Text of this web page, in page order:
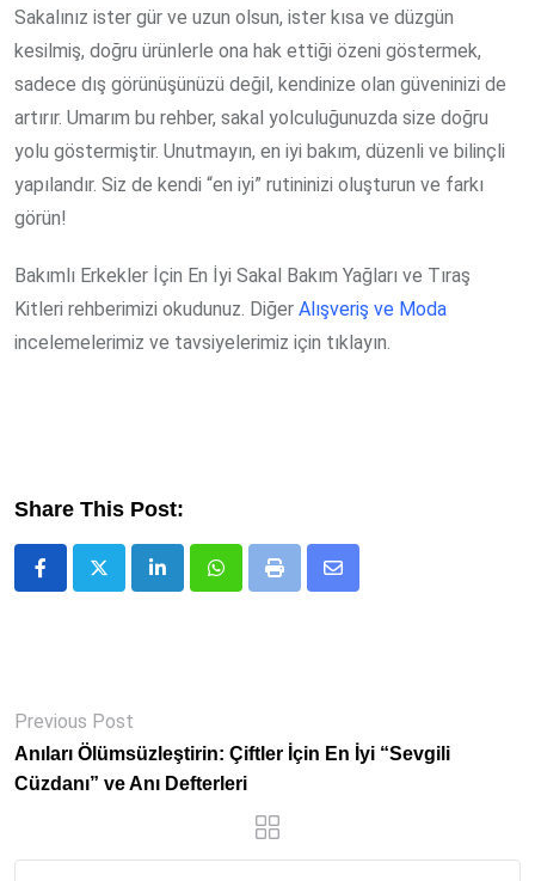
Sakalınız ister gür ve uzun olsun, ister kısa ve düzgün
kesilmiş, doğru ürünlerle ona hak ettiği özeni göstermek,
sadece dış görünüşünüzü değil, kendinize olan güveninizi de
artırır. Umarım bu rehber, sakal yolculuğunuzda size doğru
yolu göstermiştir. Unutmayın, en iyi bakım, düzenli ve bilinçli
yapılandır. Siz de kendi “en iyi” rutininizi oluşturun ve farkı
görün!
Bakımlı Erkekler İçin En İyi Sakal Bakım Yağları ve Tıraş
Kitleri rehberimizi okudunuz. Diğer Alışveriş ve Moda
incelemelerimiz ve tavsiyelerimiz için tıklayın.
Share This Post:
LinkedInWhatsappPrint
Share
Previous Post
Anıları Ölümsüzleştirin: Çiftler İçin En İyi “Sevgili
Cüzdanı” ve Anı Defterleri